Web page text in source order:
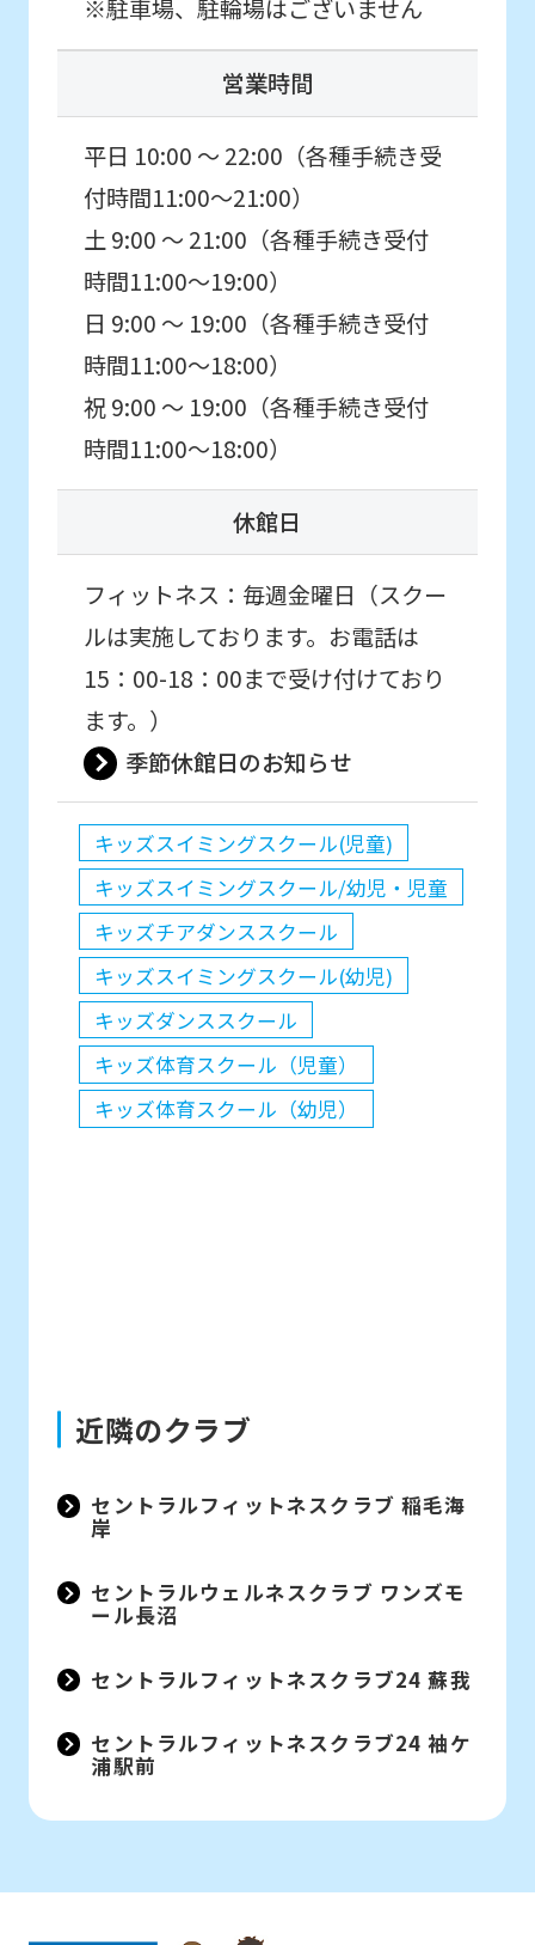
※駐車場、駐輪場はございません
営業時間
平日 10:00 ～ 22:00（各種手続き受
付時間11:00〜21:00）
土 9:00 ～ 21:00（各種手続き受付
時間11:00〜19:00）
日 9:00 ～ 19:00（各種手続き受付
時間11:00〜18:00）
祝 9:00 ～ 19:00（各種手続き受付
時間11:00〜18:00）
休館日
フィットネス：毎週金曜日（スクー
ルは実施しております。お電話は
15：00-18：00まで受け付けており
ます。）
季節休館日のお知らせ
キッズスイミングスクール(児童)
キッズスイミングスクール/幼児・児童
キッズチアダンススクール
キッズスイミングスクール(幼児)
キッズダンススクール
キッズ体育スクール（児童）
キッズ体育スクール（幼児）
近隣のクラブ
セントラルフィットネスクラブ 稲毛海
岸
セントラルウェルネスクラブ ワンズモ
ール長沼
セントラルフィットネスクラブ24 蘇我
セントラルフィットネスクラブ24 袖ケ
浦駅前
the
service.